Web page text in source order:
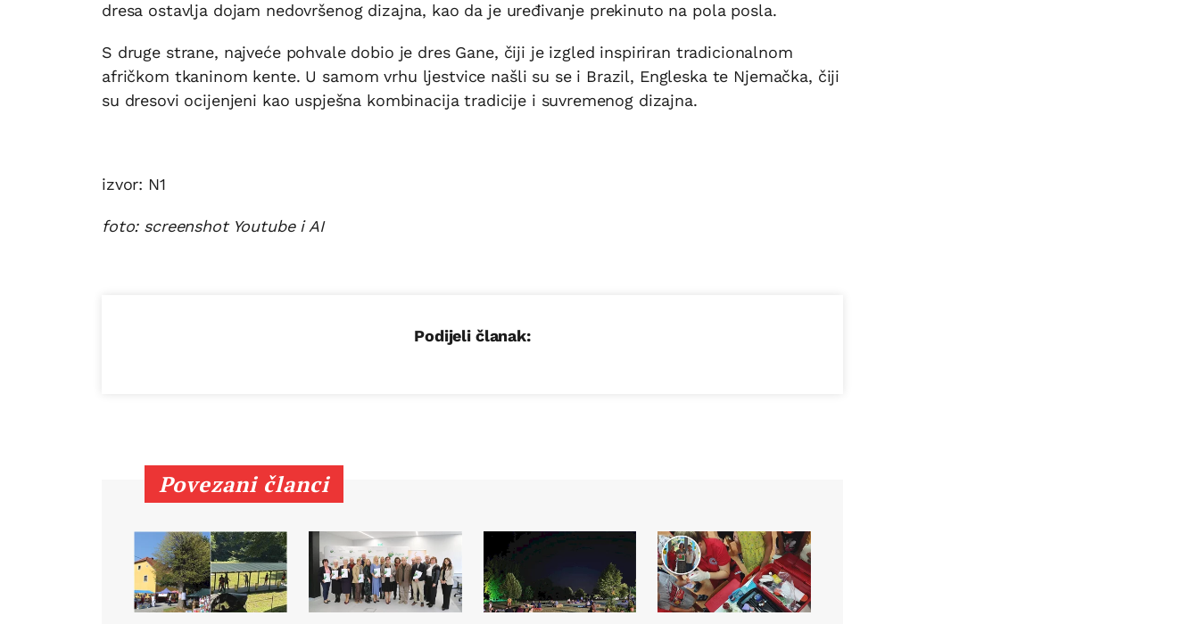
dresa ostavlja dojam nedovršenog dizajna, kao da je uređivanje prekinuto na pola posla.
S druge strane, najveće pohvale dobio je dres Gane, čiji je izgled inspiriran tradicionalnom
afričkom tkaninom kente. U samom vrhu ljestvice našli su se i Brazil, Engleska te Njemačka, čiji
su dresovi ocijenjeni kao uspješna kombinacija tradicije i suvremenog dizajna.
izvor: N1
foto: screenshot Youtube i AI
Podijeli članak:
Povezani članci